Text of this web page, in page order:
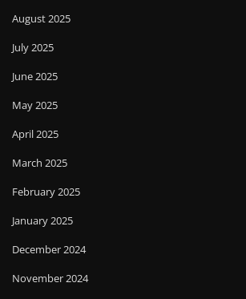
August 2025
July 2025
June 2025
May 2025
April 2025
March 2025
February 2025
January 2025
December 2024
November 2024